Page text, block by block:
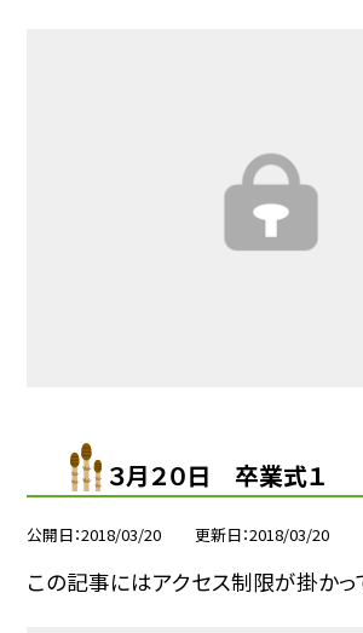
３月２０日 卒業式１
公開日 2018/03/20 更新日 2018/03/20
この記事にはアクセス制限が掛かっ